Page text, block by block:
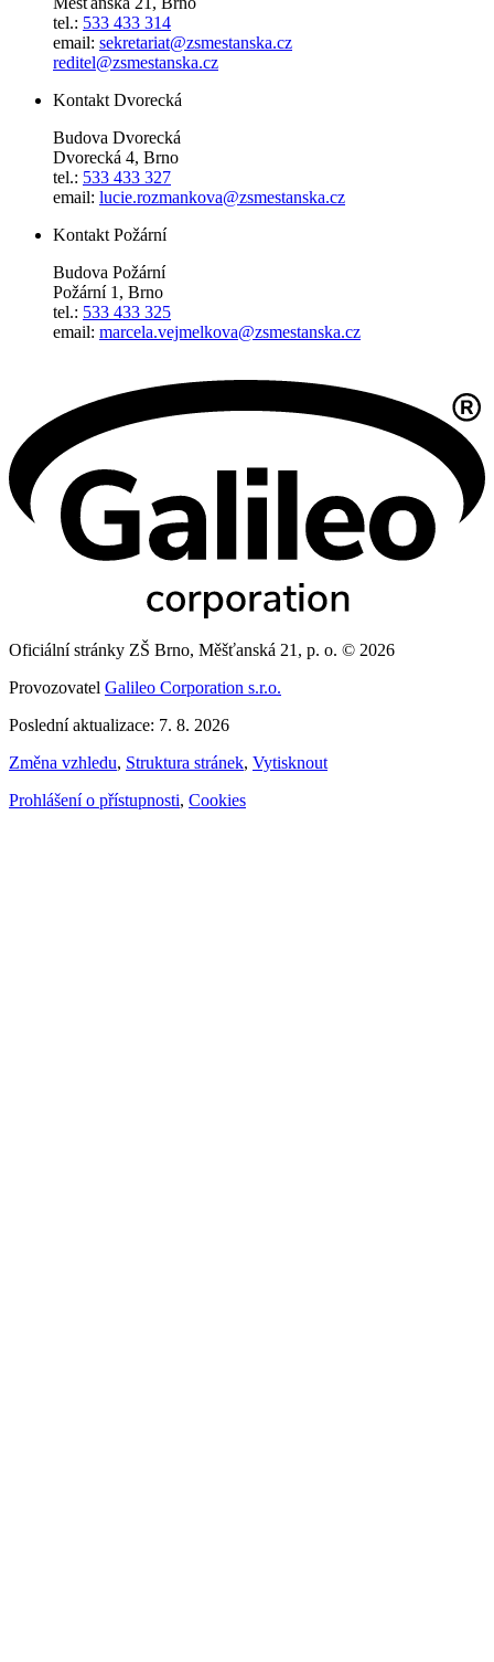
tel.: 533 433 314
email: sekretariat@zsmestanska.cz
reditel@zsmestanska.cz
Kontakt Dvorecká
Budova Dvorecká
Dvorecká 4, Brno
tel.: 533 433 327
email: lucie.rozmankova@zsmestanska.cz
Kontakt Požární
Budova Požární
Požární 1, Brno
tel.: 533 433 325
email: marcela.vejmelkova@zsmestanska.cz
Oficiální stránky ZŠ Brno, Měšťanská 21, p. o. © 2026
Provozovatel Galileo Corporation s.r.o.
Poslední aktualizace: 7. 8. 2026
Změna vzhledu, Struktura stránek, Vytisknout
Prohlášení o přístupnosti, Cookies